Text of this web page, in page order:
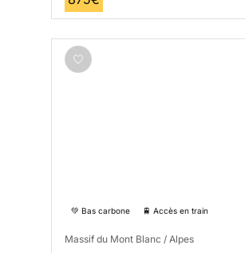
💚 Bas carbone 🚆 Accès en train
Massif du Mont Blanc / Alpes